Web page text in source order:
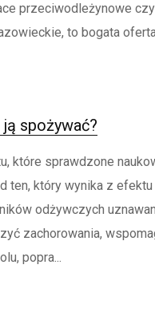
przeciwodleżynowe
to bogata
spożywać?
które sprawdzone
ten, który wynika z efektu
odżywczych
zachorowania,
popra...